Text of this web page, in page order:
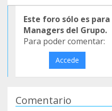
Este foro sólo es
Managers del Grupo.
Para poder comentar:
Accede
Comentario